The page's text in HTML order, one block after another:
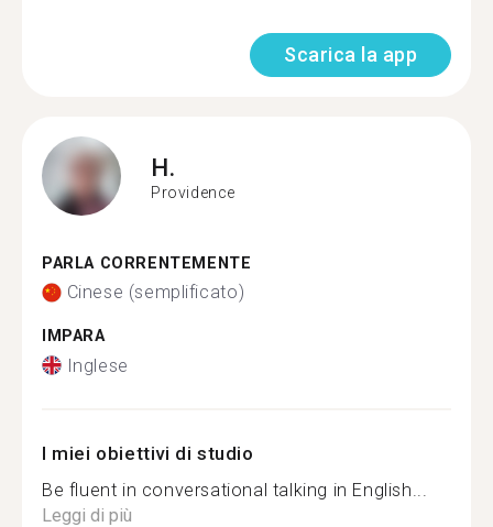
Scarica la app
H.
Providence
PARLA CORRENTEMENTE
Cinese (semplificato)
IMPARA
Inglese
I miei obiettivi di studio
Be fluent in conversational talking in English...
Leggi di più